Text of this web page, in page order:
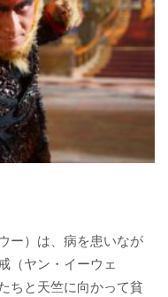
ー）は、病を患いなが
（ヤン・イーウェ
ちと天竺に向かって貧